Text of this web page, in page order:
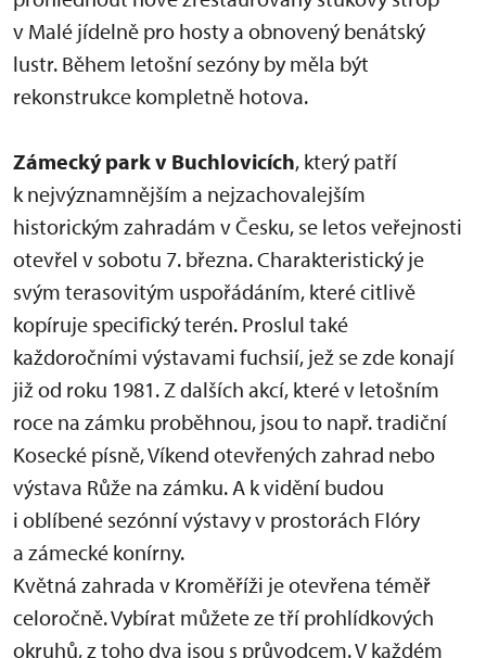
v Malé jídelně pro hosty a obnovený benátský
lustr. Během letošní sezóny by měla být
rekonstrukce kompletně hotova.
Zámecký park v Buchlovicích, který patří
k nejvýznamnějším a nejzachovalejším
historickým zahradám v Česku, se letos veřejnosti
otevřel v sobotu 7. března. Charakteristický je
svým terasovitým uspořádáním, které citlivě
kopíruje specifický terén. Proslul také
každoročními výstavami fuchsií, jež se zde konají
již od roku 1981. Z dalších akcí, které v letošním
roce na zámku proběhnou, jsou to např. tradiční
Kosecké písně, Víkend otevřených zahrad nebo
výstava Růže na zámku. A k vidění budou
i oblíbené sezónní výstavy v prostorách Flóry
a zámecké konírny.
Květná zahrada v Kroměříži je otevřena téměř
celoročně. Vybírat můžete ze tří prohlídkových
okruhů, z toho dva jsou s průvodcem. V každém